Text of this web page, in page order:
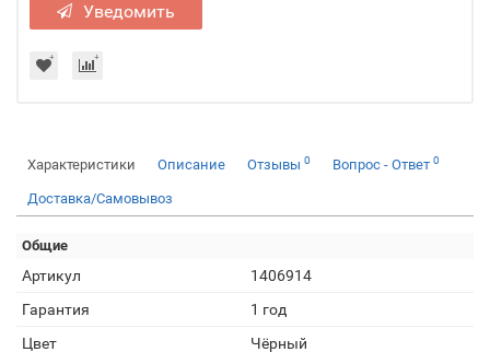
Уведомить
Характеристики Описание Отзывы 0 Вопрос - Ответ 0
Доставка/Самовывоз
Общие
Артикул
1406914
Гарантия
1 год
Цвет
Чёрный